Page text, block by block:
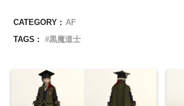
CATEGORY : AF
TAGS :
黒魔道士